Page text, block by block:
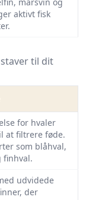
aktivt fisk
til dit
for hvaler
at filtrere føde.
som blåhval,
finhval.
udvidede
der